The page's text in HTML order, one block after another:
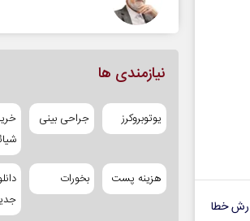
خطا
نیازمندی ها
یوتوبروکرز جراحی بینی
هزینه پست بخورات